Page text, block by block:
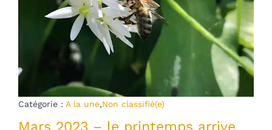
Catégorie : A la une,Non classifié(e)
Mars 2023 – le printemps arrive